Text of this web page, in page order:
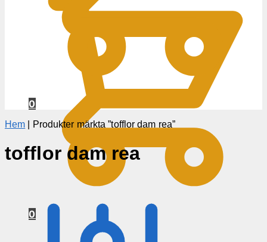
0
0
Hem Produkter märkta ”tofflor dam rea”
tofflor dam rea